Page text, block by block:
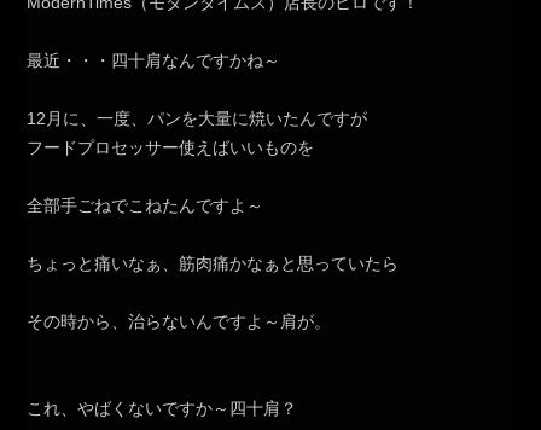
最近・・・四十肩なんですかね～
12月に、一度、パンを大量に焼いたんですが
フードプロセッサー使えばいいものを
全部手ごねでこねたんですよ～
ちょっと痛いなぁ、筋肉痛かなぁと思っていたら
その時から、治らないんですよ～肩が。
これ、やばくないですか～四十肩？